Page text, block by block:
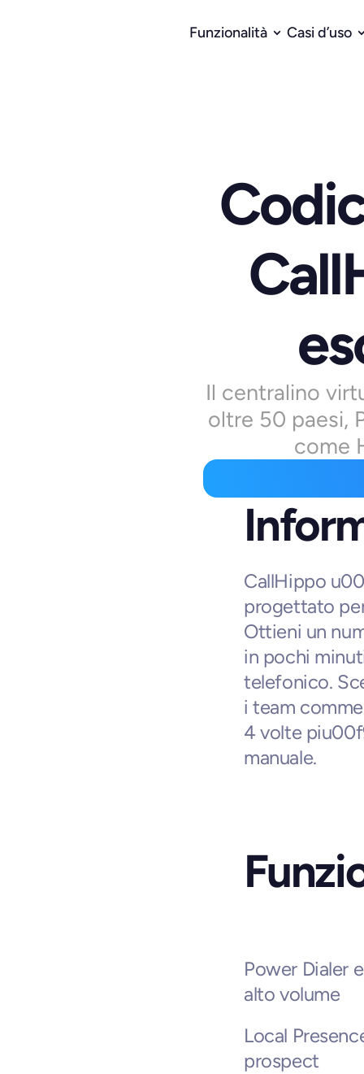
Funzionalità Casi d’uso
Il centralino
oltre 50 paesi,
come
CallHippo
progettato
Ottieni un
in pochi
telefonico.
i team
4 volte
manuale.
Power Dialer
alto volume
Local
prospect